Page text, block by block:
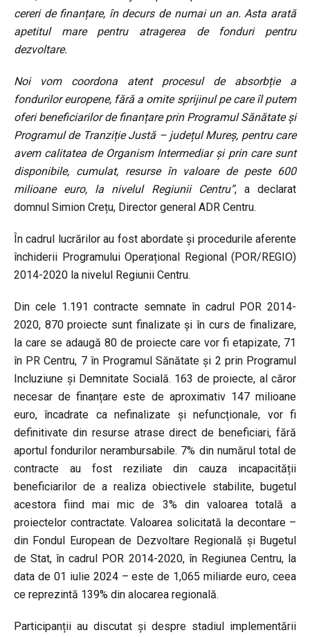
cereri de finanțare, în decurs de numai un an. Asta arată
apetitul mare pentru atragerea de fonduri pentru
dezvoltare.
Noi vom coordona atent procesul de absorbție a
fondurilor europene, fără a omite sprijinul pe care îl putem
oferi beneficiarilor de finanțare prin Programul Sănătate și
Programul de Tranziție Justă – județul Mureș, pentru care
avem calitatea de Organism Intermediar și prin care sunt
disponibile, cumulat, resurse în valoare de peste 600
milioane euro, la nivelul Regiunii Centru”, a declarat
domnul Simion Crețu, Director general ADR Centru.
În cadrul lucrărilor au fost abordate și procedurile aferente
închiderii Programului Operațional Regional (POR/REGIO)
2014-2020 la nivelul Regiunii Centru.
Din cele 1.191 contracte semnate în cadrul POR 2014-
2020, 870 proiecte sunt finalizate și în curs de finalizare,
la care se adaugă 80 de proiecte care vor fi etapizate, 71
în PR Centru, 7 în Programul Sănătate și 2 prin Programul
Incluziune și Demnitate Socială. 163 de proiecte, al căror
necesar de finanțare este de aproximativ 147 milioane
euro, încadrate ca nefinalizate și nefuncționale, vor fi
definitivate din resurse atrase direct de beneficiari, fără
aportul fondurilor nerambursabile. 7% din numărul total de
contracte au fost reziliate din cauza incapacității
beneficiarilor de a realiza obiectivele stabilite, bugetul
acestora fiind mai mic de 3% din valoarea totală a
proiectelor contractate. Valoarea solicitată la decontare –
din Fondul European de Dezvoltare Regională și Bugetul
de Stat, în cadrul POR 2014-2020, în Regiunea Centru, la
data de 01 iulie 2024 – este de 1,065 miliarde euro, ceea
ce reprezintă 139% din alocarea regională.
Participanții au discutat și despre stadiul implementării